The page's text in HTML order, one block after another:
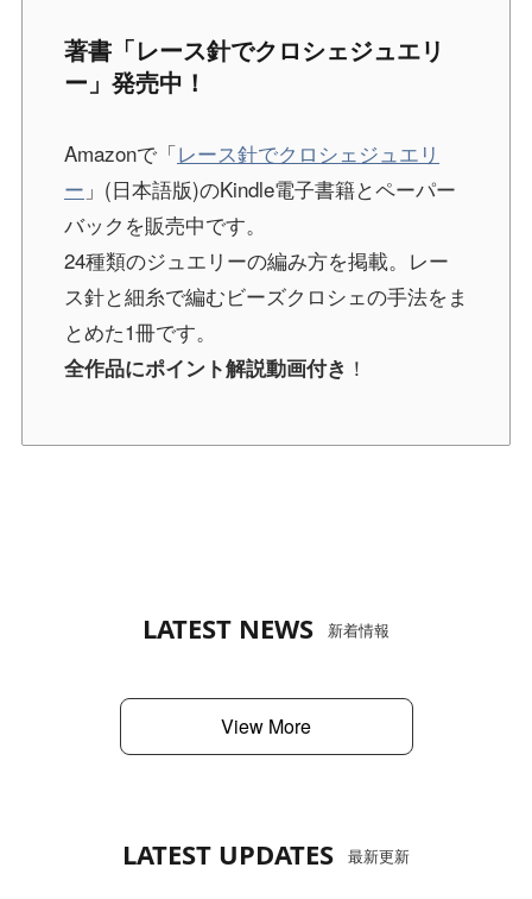
著書「レース針でクロシェジュエリ
ー」発売中！
Amazonで「レース針でクロシェジュエリ
ー 」(日本語版)のKindle電子書籍とペーパー
バックを販売中です。
24種類のジュエリーの編み方を掲載。レー
ス針と細糸で編むビーズクロシェの手法をま
とめた1冊です。
全作品にポイント解説動画付き ！
LATEST NEWS 新着情報
View More
LATEST UPDATES 最新更新